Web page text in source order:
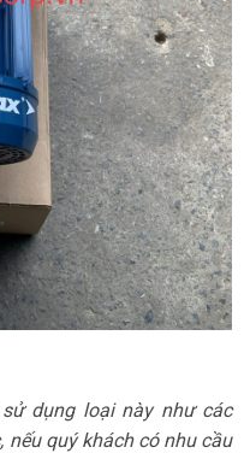
dụng loại này như các
nếu quý khách có nhu cầu